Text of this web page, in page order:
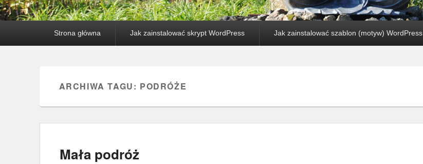
Strona główna Jak zainstalować skrypt WordPress Jak zainstalować szablon (motyw) WordPress
ARCHIWA TAGU: PODRÓŻE
Mała podróż